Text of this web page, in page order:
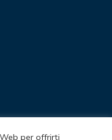
per offrirti